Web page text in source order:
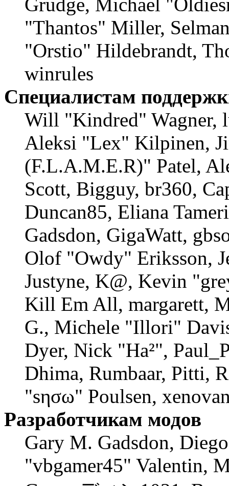
"Thantos" Miller,
"Orstio" Hildebrandt,
winrules
Специалистам
Will "Kindred" Wagner,
Aleksi "Lex" Kilpinen,
(F.L.A.M.E.R)" Patel,
Scott, Bigguy, br360,
Duncan85, Eliana
Gadsdon, GigaWatt,
Olof "Owdy" Eriksson,
Justyne, K@, Kevin
Kill Em All, margarett,
G., Michele "Illori"
Dyer, Nick "Ha²",
Dhima, Rumbaar, Pitti,
"sησω" Poulsen,
Разработчикам модов
Gary M. Gadsdon,
"vbgamer45" Valentin,